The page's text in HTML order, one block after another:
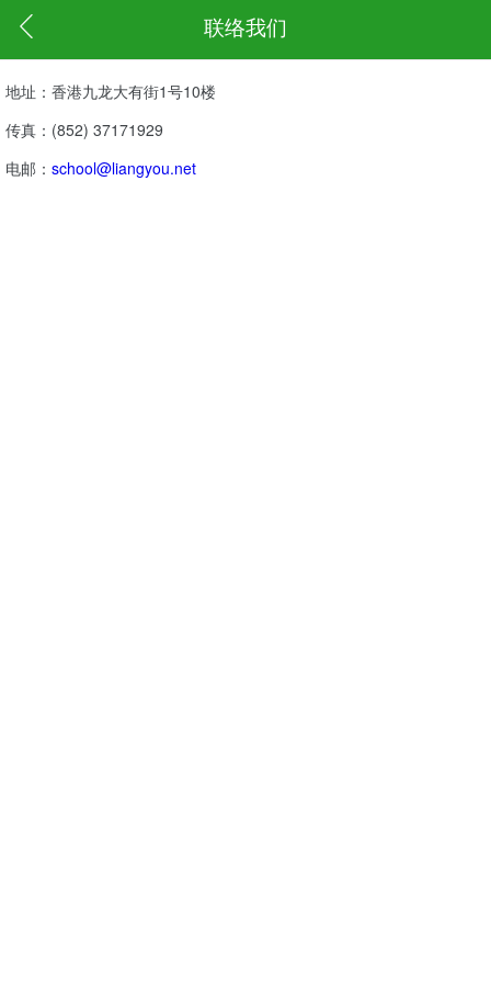
联络我们
地址：香港九龙大有街1号10楼
传真：(852) 37171929
电邮： school@liangyou.net